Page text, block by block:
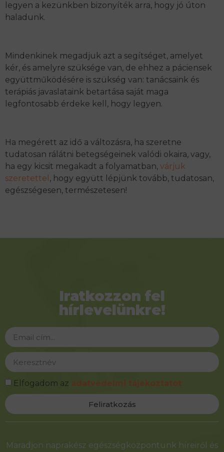
legyen a kezünkben bizonyíték arra, hogy jó úton
haladunk.
Mindenkinek megadjuk azt a segítséget, amelyet
kér, és amelyre szüksége van, de ehhez a páciensek
együttműködésére is szükség van: tanácsaink és
terápiás javaslataink betartása saját maga
legfontosabb érdeke kell, hogy legyen.
Ha megérett az idő a változásra, ha szeretne
tudatosan rálátni betegségeinek valódi okaira, vagy,
ha egy kicsit megakadt a folyamatban, várjuk
szeretettel , hogy együtt lépjünk tovább, tudatosan,
egészségesen, természetesen!
Iratkozzon fel
hírlevelünkre!
Elfogadom az adatvédelmi tájékoztatót
Feliratkozás
Alternative:
Maradjon naprakész egészségközpontunk híreiről és